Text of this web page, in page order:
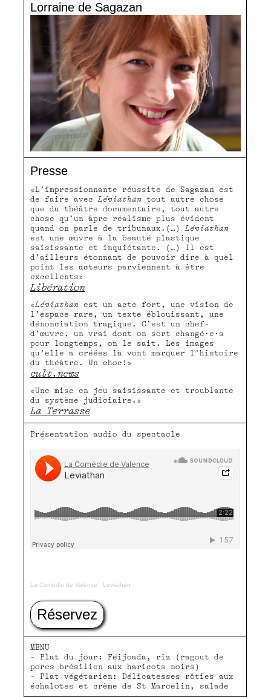
Lorraine de Sagazan
Presse
«L’impressionnante réussite de Sagazan est
de faire avecLéviathan tout autre chose
que du théâtre documentaire, tout autre
chose qu’un âpre réalisme plus évident
quand on parle de tribunaux.(…)Léviathan
est une œuvre à la beauté plastique
saisissante et inquiétante. (…) Il est
d’ailleurs étonnant de pouvoir dire à quel
point les acteurs parviennent à être
excellents»
Libération
«Léviathan est un acte fort, une vision de
l’espace rare, un texte éblouissant, une
dénonciation tragique. C’est un chef-
d’œuvre, un vrai dont on sort changé·e·s
pour longtemps, on le sait. Les images
qu’elle a créées là vont marquer l’histoire
du théâtre. Un choc!»
cult.news
«Une mise en jeu saisissante et troublante
du système judiciaire.»
La Terrasse
Présentation audio du spectacle
La Comédie de Valence · Leviathan
Réservez
MENU
- Plat du jour: Feijoada, riz (ragout de
porcs brésilien aux haricots noirs)
- Plat végétarien: Délicatesses rôties aux
échalotes et crème de St Marcelin, salade